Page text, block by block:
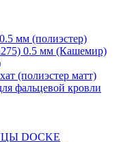
мм (полиэстер)
0.5 мм (Кашемир)
(полиэстер матт)
фальцевой кровли
DOCKE